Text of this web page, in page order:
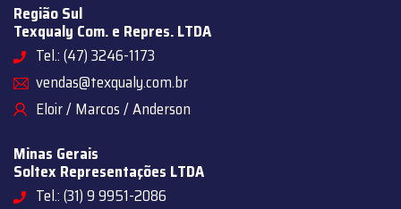
Região Sul
Texqualy Com. e Repres. LTDA
Tel.: (47) 3246-1173
vendas@texqualy.com.br
Eloir / Marcos / Anderson
Minas Gerais
Soltex Representações LTDA
Tel.: (31) 9 9951-2086